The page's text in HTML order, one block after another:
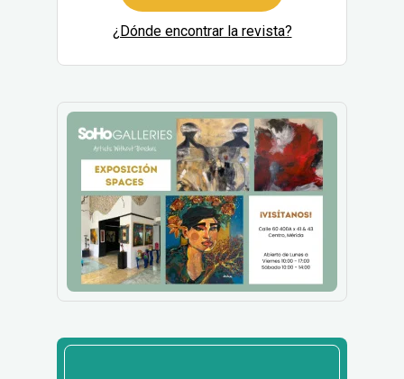
¿Dónde encontrar la revista?